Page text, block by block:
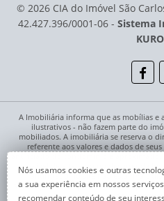
Nós usamos cookies e outras
a sua experiência em nossos
recomendar conteúdo de seu
© 2026 CIA do Imóvel São
42.427.396/0001-06 - Sistema
A Imobiliária informa que as mobílias e
ilustrativos - não fazem parte do
mobiliados. A imobiliária se reserva o
referente aos valores e dados de
passível de alteração no decorrer da
anunciado no site não estar mais
solicitações feitas pelo site não implicam
de